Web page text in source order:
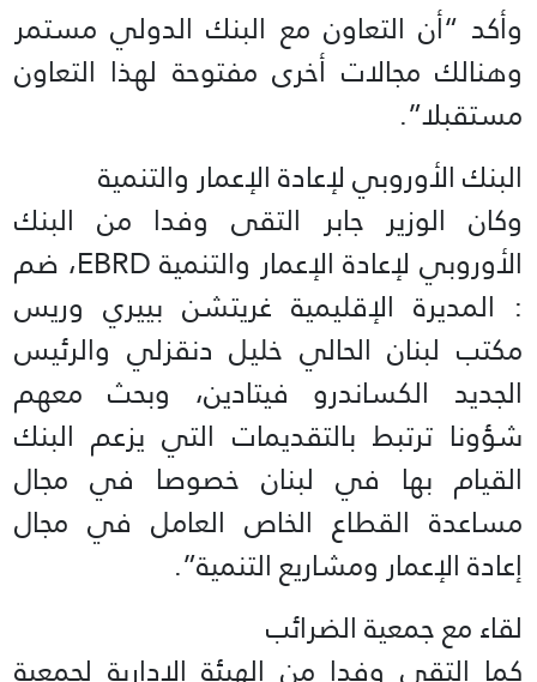
وأكد “أن التعاون مع البنك الدولي مستمر
وهنالك مجالات أخرى مفتوحة لهذا التعاون
مستقبلا”.
البنك الأوروبي لإعادة الإعمار والتنمية
وكان الوزير جابر التقى وفدا من البنك
الأوروبي لإعادة الإعمار والتنمية EBRD، ضم
: المديرة الإقليمية غريتشن بييري وريس
مكتب لبنان الحالي خليل دنقزلي والرئيس
الجديد الكساندرو فيتادين، وبحث معهم
شؤونا ترتبط بالتقديمات التي يزعم البنك
القيام بها في لبنان خصوصا في مجال
مساعدة القطاع الخاص العامل في مجال
إعادة الإعمار ومشاريع التنمية”.
لقاء مع جمعية الضرائب
كما التقى وفدا من الهيئة الإدارية لجمعية